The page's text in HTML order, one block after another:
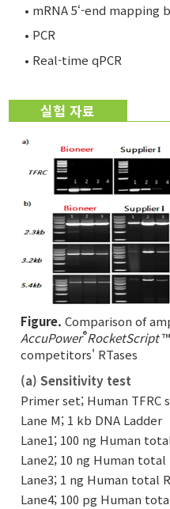
• mRNA 5‘-end
• PCR
• Real-time qPCR
실험 자료
Figure. Comparison of
AccuPower®RocketScript™
competitors' RTases
(a) Sensitivity test
Primer set; Human TFRC
Lane M; 1 kb DNA Ladder
Lane1; 100 ng Human
Lane2; 10 ng Human
Lane3; 1 ng Human total
Lane4; 100 pg Human